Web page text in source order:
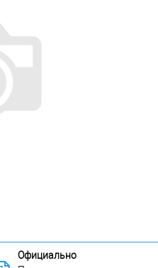
Официально